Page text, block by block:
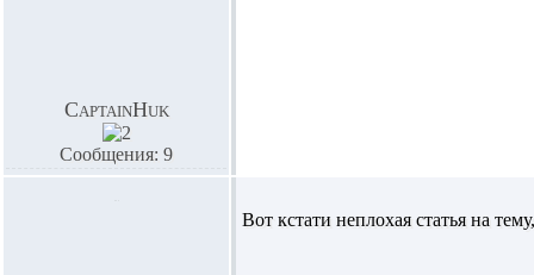
CaptainHuk
Сообщения: 9
Вот кстати неплохая статья на